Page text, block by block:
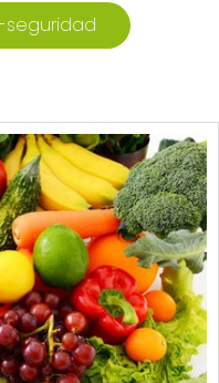
seguridad